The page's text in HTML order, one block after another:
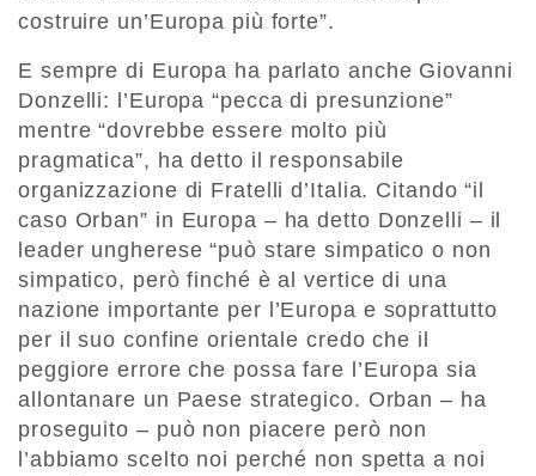
costruire un’Europa più forte”.
E sempre di Europa ha parlato anche Giovanni
Donzelli: l’Europa “pecca di presunzione”
mentre “dovrebbe essere molto più
pragmatica”, ha detto il responsabile
organizzazione di Fratelli d’Italia. Citando “il
caso Orban” in Europa – ha detto Donzelli – il
leader ungherese “può stare simpatico o non
simpatico, però finché è al vertice di una
nazione importante per l’Europa e soprattutto
per il suo confine orientale credo che il
peggiore errore che possa fare l’Europa sia
allontanare un Paese strategico. Orban – ha
proseguito – può non piacere però non
l’abbiamo scelto noi perché non spetta a noi